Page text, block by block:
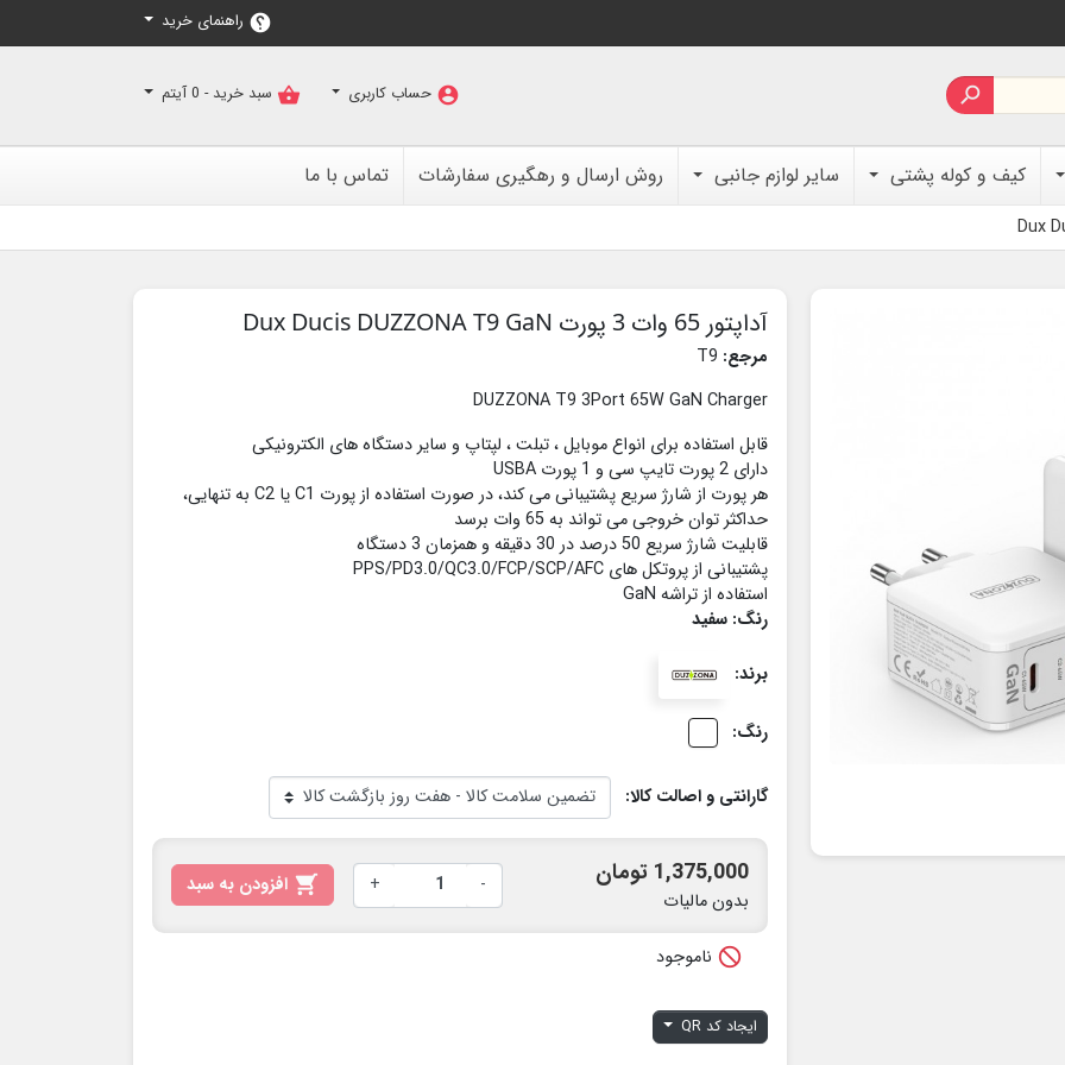
help راهنمای خرید

account_circle حساب کاربری shopping_basket سبد خرید - 0 آیتم
کیف و کوله پشتی سایر لوازم جانبی روش ارسال و رهگیری سفارشات تماس با ما
آداپتور 65 وات 3 پورت Dux Ducis DUZZONA T9 GaN
مرجع:
DUZZONA T9 3Port 65W GaN Charger
قابل استفاده برای انواع موبایل ، تبلت ، لپتاپ و سایر دستگاه های الکترونیکی
دارای 2 پورت تایپ سی و 1 پورت USBA
هر پورت از شارژ سریع پشتیبانی می کند، در صورت استفاده از پورت C1 یا C2 به تنهایی،
حداکثر توان خروجی می تواند به 65 وات برسد
قابلیت شارژ سریع 50 درصد در 30 دقیقه و همزمان 3 دستگاه
پشتیبانی از پروتکل های PPS/PD3.0/QC3.0/FCP/SCP/AFC
استفاده از تراشه GaN
رنگ: سفید
برند:
رنگ:
گارانتی و اصالت کالا:
1,375,000 تومان
بدون مالیات
-
+

 ناموجود
ایجاد کد QR